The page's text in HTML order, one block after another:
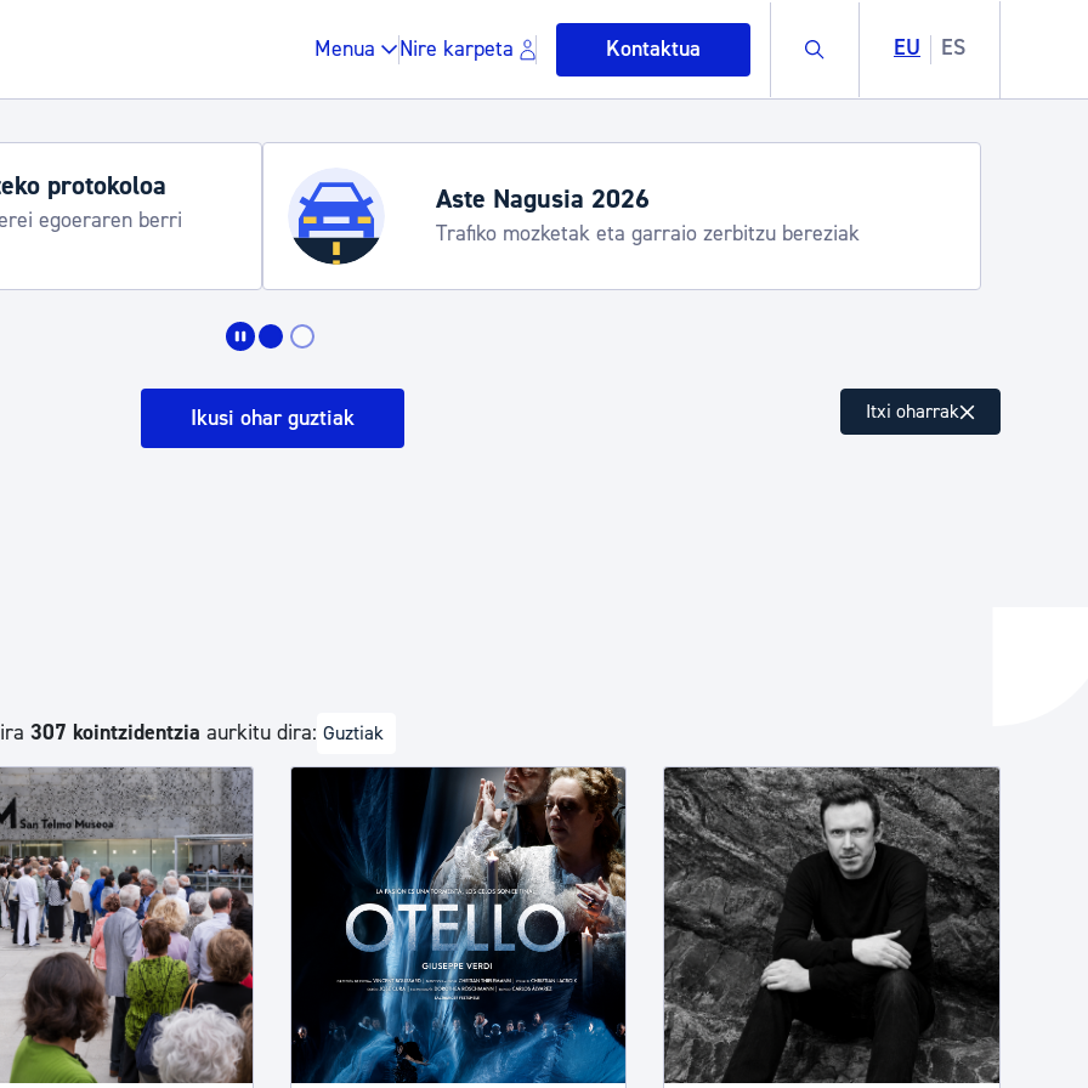
Menua Nire karpeta Kontaktua Buscar EU ES
Gune publikoa, hondakinak eta ingurumena
Berdintasuna, Giza Eskubideak eta bizikidetza
Kultura
Turismoa
Hondartza denboraldia
Informazio praktikoa
Ikusi ohar guztiak Itxi oharrak
307 kointzidentzia aurkitu dira: Guztiak